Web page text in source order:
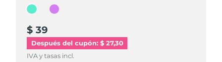
$ 39
Después del cupón: $ 27,30
IVA y tasas incl.
$ 39
IVA y tasas incl.